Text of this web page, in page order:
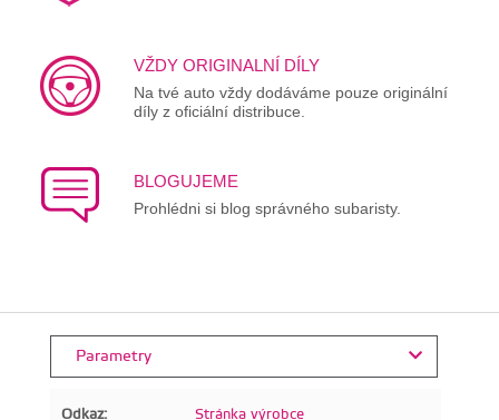
VŽDY ORIGINALNÍ DÍLY
Na tvé auto vždy dodáváme pouze originální
díly z oficiální distribuce.
BLOGUJEME
Prohlédni si blog správného subaristy.
Parametry
Odkaz: Stránka výrobce